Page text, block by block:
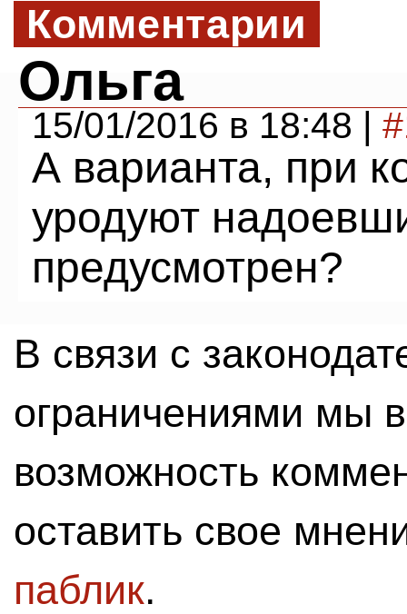
Комментарии
Ольга
15/01/2016 в 18:48 |
А варианта, при
уродуют
предусмотрен?
В связи с
ограничениями мы
возможность
оставить свое
паблик.